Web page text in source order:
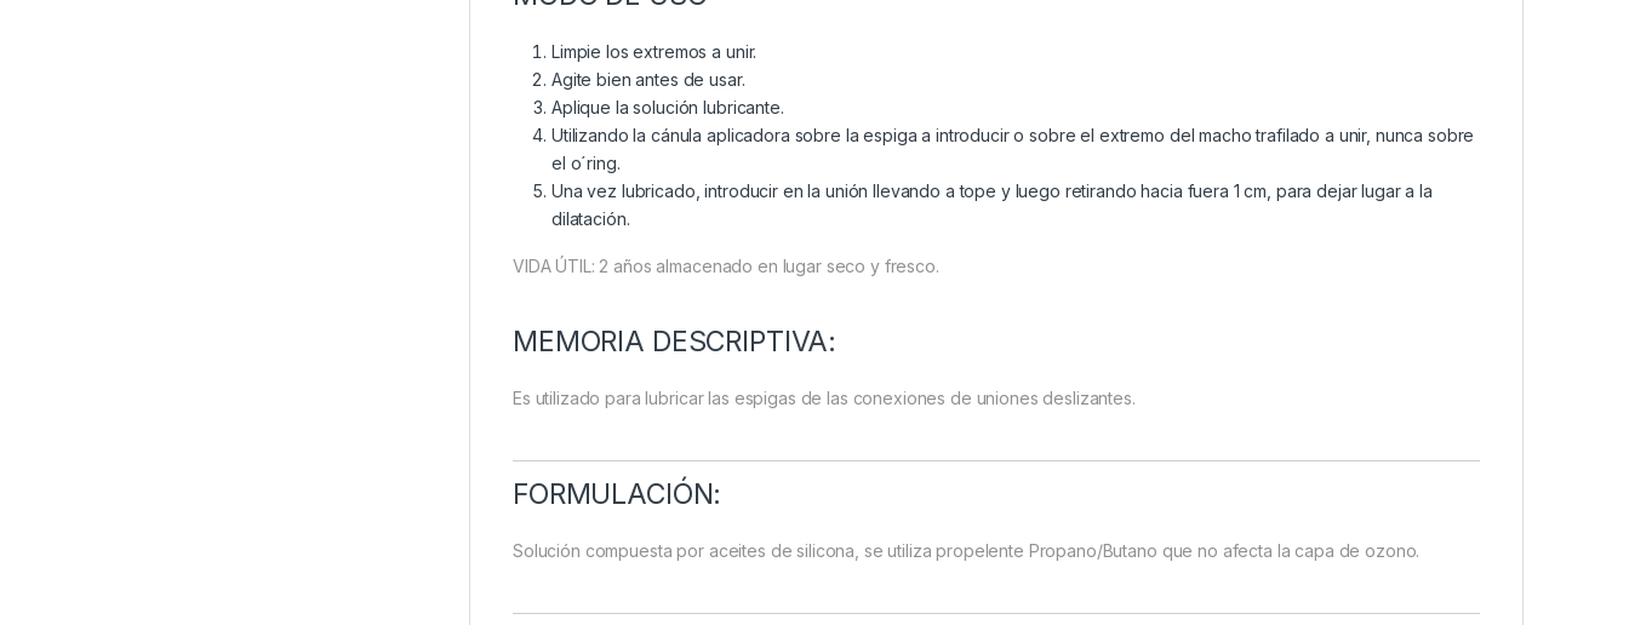
Limpie los extremos a unir.
Agite bien antes de usar.
Aplique la solución lubricante.
Utilizando la cánula aplicadora sobre la espiga a introducir o sobre el extremo del macho trafilado a unir, nunca sobre
el o´ring.
Una vez lubricado, introducir en la unión llevando a tope y luego retirando hacia fuera 1 cm, para dejar lugar a la
dilatación.
VIDA ÚTIL: 2 años almacenado en lugar seco y fresco.
MEMORIA DESCRIPTIVA:
Es utilizado para lubricar las espigas de las conexiones de uniones deslizantes.
FORMULACIÓN:
Solución compuesta por aceites de silicona, se utiliza propelente Propano/Butano que no afecta la capa de ozono.